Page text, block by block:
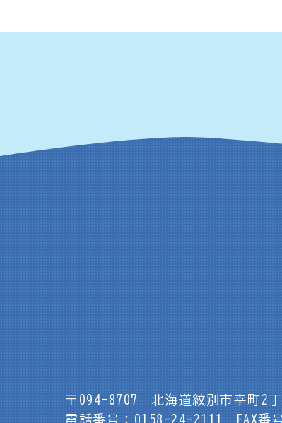
〒094-8707
北海道紋別市幸町2
電話番号：0158-24-2111
FAX番